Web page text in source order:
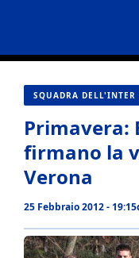
contenuto
SQUADRA DELL'INTER
Primavera:
firmano la
Verona
25 Febbraio 2012 - 19:15